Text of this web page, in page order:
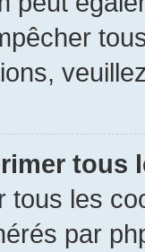
tous
tous les
par